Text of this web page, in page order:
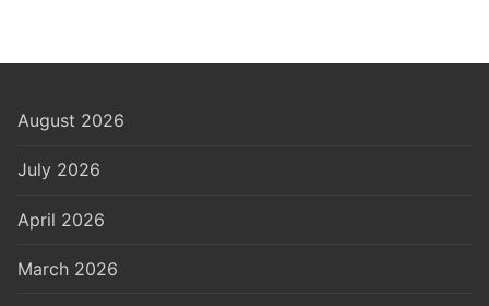
August 2026
July 2026
April 2026
March 2026